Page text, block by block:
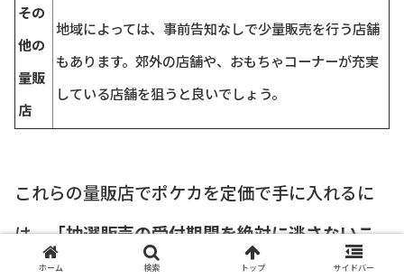
その
他の
量販
店
地域によっては、事前告知なしで少量販売を行う店舗
もあります。郊外の店舗や、おもちゃコーナーが充実
している店舗を狙うと良いでしょう。
これらの量販店でポケカを定価で手に入れるに
は、「抽選販売の受付期間を絶対に逃さないこ
と」が最も重要です。
ホーム 検索 トップ サイドバー